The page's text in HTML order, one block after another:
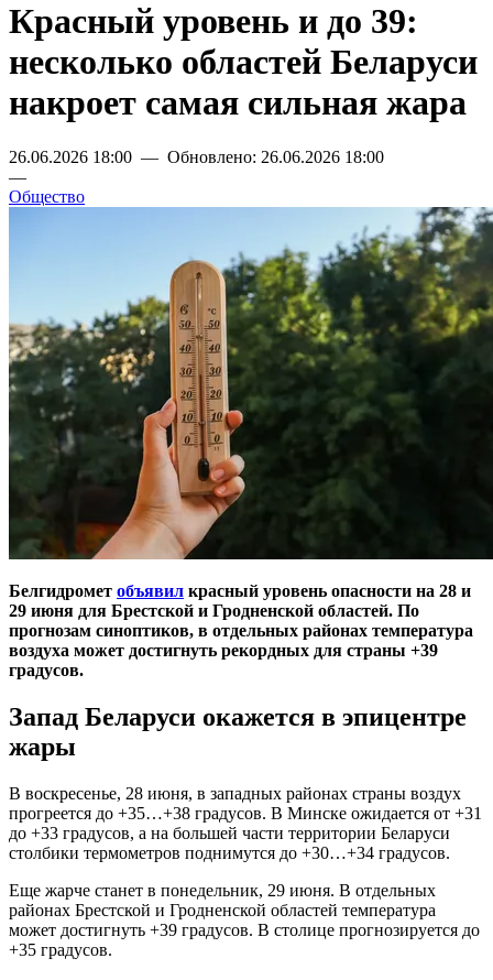
Красный уровень и до 39:
несколько областей Беларуси
накроет самая сильная жара
26.06.2026 18:00 — Обновлено: 26.06.2026 18:00
—
Общество
Белгидромет объявил красный уровень опасности на 28 и
29 июня для Брестской и Гродненской областей. По
прогнозам синоптиков, в отдельных районах температура
воздуха может достигнуть рекордных для страны +39
градусов.
Запад Беларуси окажется в эпицентре
жары
В воскресенье, 28 июня, в западных районах страны воздух
прогреется до +35…+38 градусов. В Минске ожидается от +31
до +33 градусов, а на большей части территории Беларуси
столбики термометров поднимутся до +30…+34 градусов.
Еще жарче станет в понедельник, 29 июня. В отдельных
районах Брестской и Гродненской областей температура
может достигнуть +39 градусов. В столице прогнозируется до
+35 градусов.